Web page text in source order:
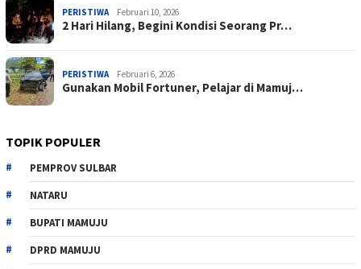
PERISTIWA Februari 10, 2026
2 Hari Hilang, Begini Kondisi Seorang Pr…
PERISTIWA Februari 6, 2026
Gunakan Mobil Fortuner, Pelajar di Mamuj…
TOPIK POPULER
PEMPROV SULBAR
NATARU
BUPATI MAMUJU
DPRD MAMUJU